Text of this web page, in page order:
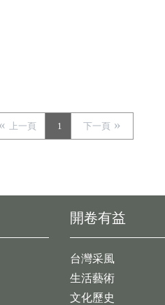
上一頁 1 下一頁
開卷有益
台灣采風
生活藝術
文化歷史